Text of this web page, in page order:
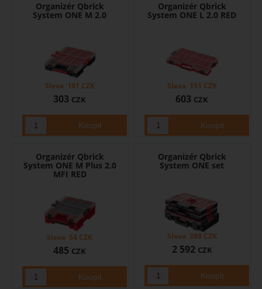
Organizér Qbrick
System ONE M 2.0
303 CZK
Sleva 101 CZK
Organizér Qbrick
System ONE L 2.0 RED
603 CZK
Sleva 151 CZK
Organizér Qbrick
System ONE M Plus 2.0
MFI RED
485 CZK
Sleva 54 CZK
Organizér Qbrick
System ONE set
2 592 CZK
Sleva 288 CZK